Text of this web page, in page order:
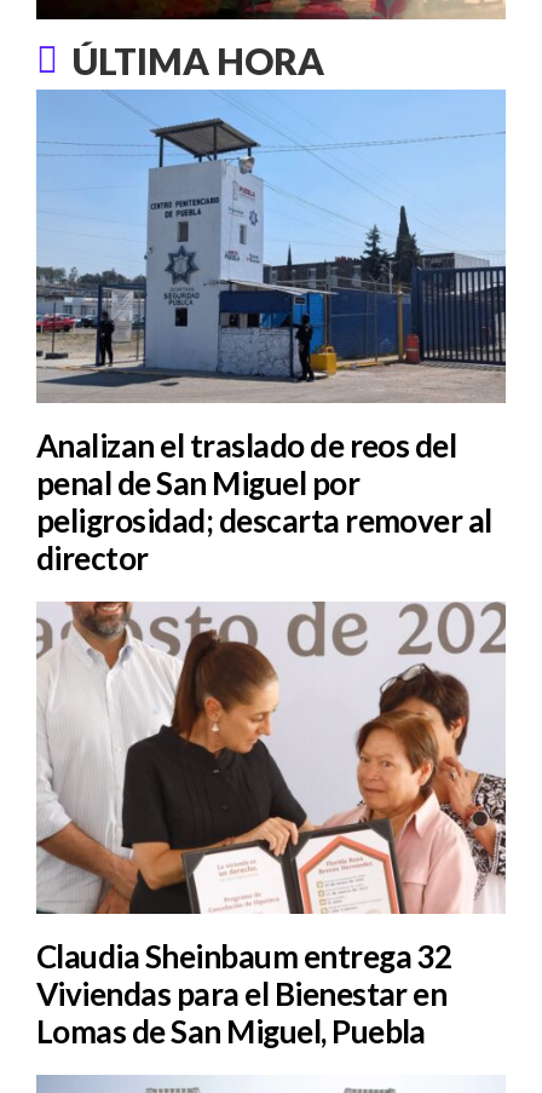
ÚLTIMA HORA
Analizan el traslado de reos del
penal de San Miguel por
peligrosidad; descarta remover al
director
Claudia Sheinbaum entrega 32
Viviendas para el Bienestar en
Lomas de San Miguel, Puebla